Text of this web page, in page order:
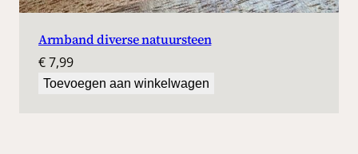
Armband diverse natuursteen
€7,99
Toevoegen aan winkelwagen